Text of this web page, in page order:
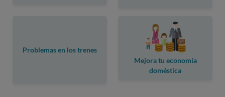
Problemas en los trenes
Mejora tu economía
doméstica